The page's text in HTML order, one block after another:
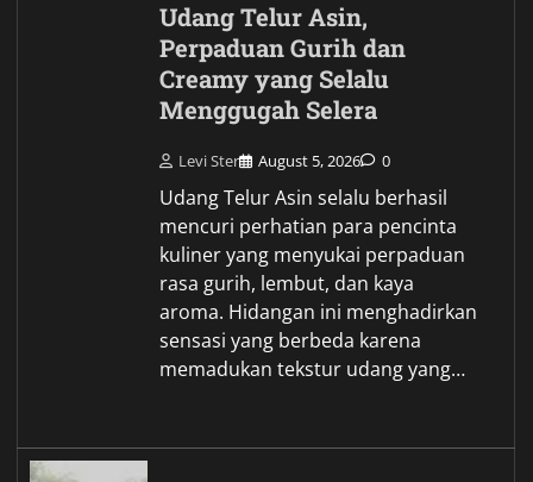
Udang Telur Asin,
Perpaduan Gurih dan
Creamy yang Selalu
Menggugah Selera
Levi Ster August 5, 2026 0
Udang Telur Asin selalu berhasil
mencuri perhatian para pencinta
kuliner yang menyukai perpaduan
rasa gurih, lembut, dan kaya
aroma. Hidangan ini menghadirkan
sensasi yang berbeda karena
memadukan tekstur udang yang…